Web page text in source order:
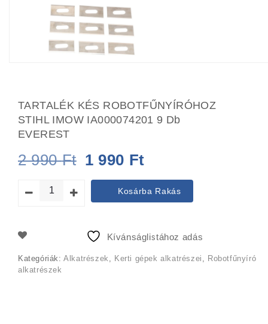
TARTALÉK KÉS ROBOTFŰNYÍRÓHOZ
STIHL IMOW IA000074201 9 Db
EVEREST
2 990Ft Original
price
was:
2
1 990 Ft
price
is:
Kosárba Rakás
Kívánságlistához adás
Kategóriák:Alkatrészek Kerti gépek alkatrészei
Robotfűnyíró
alkatrészek